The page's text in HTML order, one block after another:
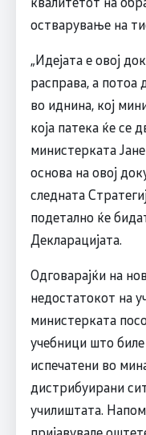
остварување на
„Идејата е овој
расправа, а потоа
во иднина, кој
која патека ќе се
министерката
основа на овој
следната
подетално ќе
Декларацијата.
Одговарајќи на
недостатокот на
министерката
учебници што
испечатени во
дистрибуирани
училиштата.